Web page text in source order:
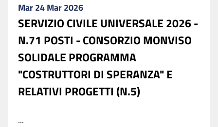
Mar 24 Mar 2026
SERVIZIO CIVILE UNIVERSALE 2026 -
N.71 POSTI - CONSORZIO MONVISO
SOLIDALE PROGRAMMA
"COSTRUTTORI DI SPERANZA" E
RELATIVI PROGETTI (N.5)
...